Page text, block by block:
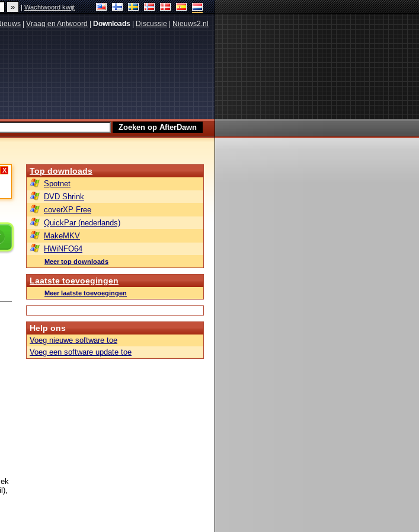
|Wachtwoord kwijt
Vraag en Antwoord Downloads Discussie Nieuws2.nl
X Top downloads
Spotnet
DVD Shrink
coverXP Free
QuickPar (nederlands)
MakeMKV
HWiNFO64
Meer top downloads
Laatste toevoegingen
Meer laatste toevoegingen
Help ons
Voeg nieuwe software toe
Voeg een software update toe